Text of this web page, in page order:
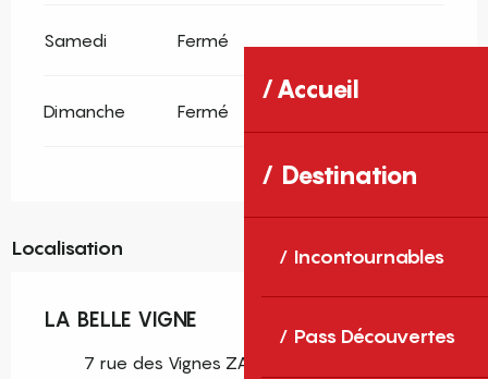
Accueil
Destination
Incontournables
Pass Découvertes
Samedi Fermé
Dimanche Fermé
Localisation
LA BELLE VIGNE
7 rue des Vignes ZAC, 66160 Le Boulou